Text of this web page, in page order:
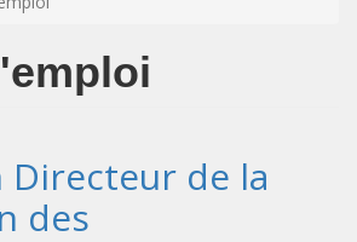
Directeur de la
des